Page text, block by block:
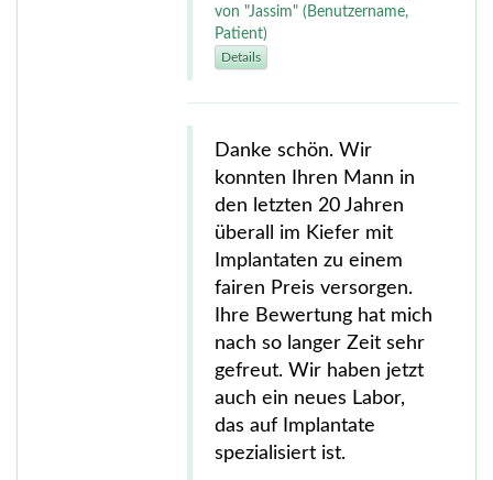
von "Jassim" (Benutzername,
Patient)
Details
Danke schön. Wir
konnten Ihren Mann in
den letzten 20 Jahren
überall im Kiefer mit
Implantaten zu einem
fairen Preis versorgen.
Ihre Bewertung hat mich
nach so langer Zeit sehr
gefreut. Wir haben jetzt
auch ein neues Labor,
das auf Implantate
spezialisiert ist.